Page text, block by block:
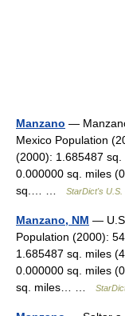
Manzano —
Mexico Population
(2000): 1.685487
0.000000 sq. miles
sq.… …
StarDict's
Manzano, NM —
Population (2000):
1.685487 sq. miles
0.000000 sq. miles
sq. miles… …